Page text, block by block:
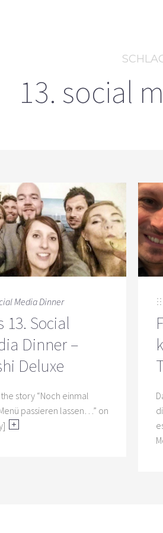
13. social
Media Dinner
13. Social
Dinner –
Deluxe
story “Noch einmal
passieren lassen…” on